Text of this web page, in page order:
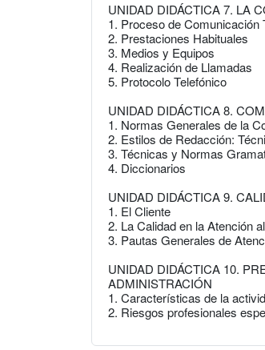
UNIDAD DIDÁCTICA 7. LA
1. Proceso de Comunicación
2. Prestaciones Habituales
3. Medios y Equipos
4. Realización de Llamadas
5. Protocolo Telefónico
UNIDAD DIDÁCTICA 8.
1. Normas Generales de la
2. Estilos de Redacción:
3. Técnicas y Normas
4. Diccionarios
UNIDAD DIDÁCTICA 9.
1. El Cliente
2. La Calidad en la Atención
3. Pautas Generales de
UNIDAD DIDÁCTICA 10.
ADMINISTRACIÓN
1. Características de la
2. Riesgos profesionales